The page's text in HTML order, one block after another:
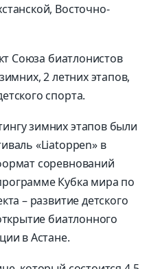
Восточно-
Союза биатлонистов
2 летних этапов,
спорта.
зимних этапов были
«Liatoppen» в
соревнований
Кубка мира по
– развитие детского
биатлонного
в Астане.